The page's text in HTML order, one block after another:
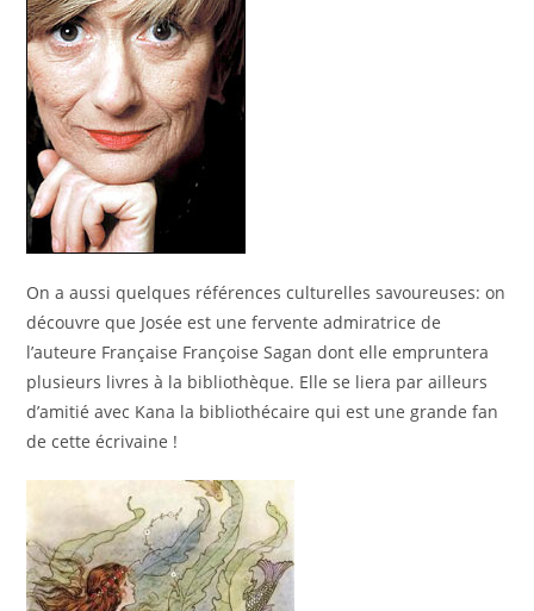
On a aussi quelques références culturelles savoureuses: on
découvre que Josée est une fervente admiratrice de
l’auteure Française Françoise Sagan dont elle empruntera
plusieurs livres à la bibliothèque. Elle se liera par ailleurs
d’amitié avec Kana la bibliothécaire qui est une grande fan
de cette écrivaine !